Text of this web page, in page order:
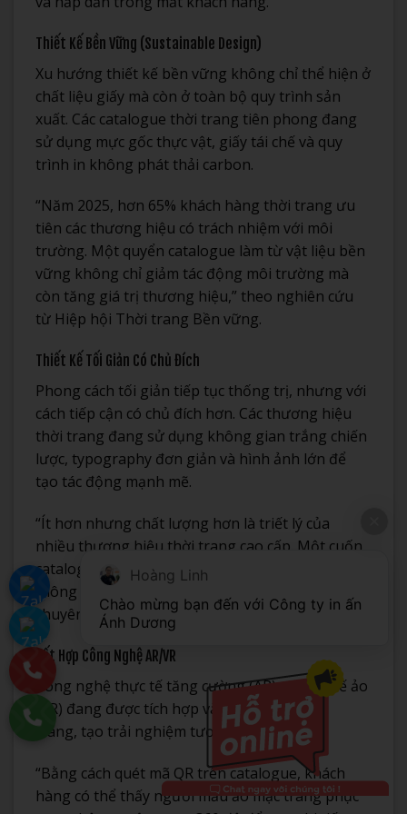
Thiết Kế Bền Vững (Sustainable Design)
Xu hướng thiết kế bền vững không chỉ thể hiện ở
chất liệu giấy mà còn ở toàn bộ quy trình sản
xuất. Các catalogue thời trang tiên phong đang
sử dụng mực gốc thực vật, giấy tái chế và quy
trình in không phát thải carbon.
“Năm 2025, hơn 65% khách hàng thời trang ưu
tiên các thương hiệu có trách nhiệm với môi
trường. Một quyển catalogue làm từ vật liệu bền
vững không chỉ giảm tác động môi trường mà
còn tăng giá trị thương hiệu,” theo nghiên cứu
từ Hiệp hội Thời trang Bền vững.
Thiết Kế Tối Giản Có Chủ Đích
Phong cách tối giản tiếp tục thống trị, nhưng với
cách tiếp cận có chủ đích hơn. Các thương hiệu
thời trang đang sử dụng không gian trắng chiến
lược, typography đơn giản và hình ảnh lớn để
tạo tác động mạnh mẽ.
“Ít hơn nhưng chất lượng hơn là triết lý của
nhiều thương hiệu thời trang cao cấp. Một cuốn
catalog đẹp không nhất thiết phải chứa nhiều
thông tin, mà là cách thông tin được trình bày,”
chuyên gia thiết kế tại In Ánh Dương chia sẻ.
Kết Hợp Công Nghệ AR/VR
Công nghệ thực tế tăng cường (AR) và thực tế ảo
(VR) đang được tích hợp vào catalogue thời
trang, tạo trải nghiệm tương tác đa chiều.
“Bằng cách quét mã QR trên catalogue, khách
hàng có thể thấy người mẫu ảo mặc trang phục
Hoàng Linh
Chào mừng bạn đến với Công ty in ấn
Ánh Dương